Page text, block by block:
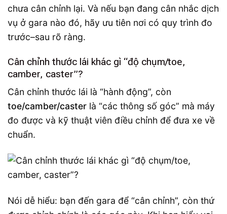
chưa cân chỉnh lại. Và nếu bạn đang cân nhắc dịch
vụ ở gara nào đó, hãy ưu tiên nơi có quy trình đo
trước–sau rõ ràng.
Cân chỉnh thước lái khác gì “độ chụm/toe,
camber, caster”?
Cân chỉnh thước lái là “hành động”, còn
toe/camber/caster là “các thông số góc” mà máy
đo được và kỹ thuật viên điều chỉnh để đưa xe về
chuẩn.
Nói dễ hiểu: bạn đến gara để “cân chỉnh”, còn thứ